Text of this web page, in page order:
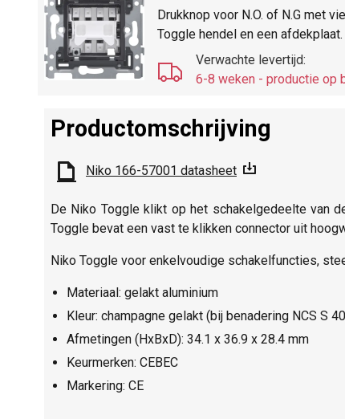
Drukknop voor N.O. of N.G met
Toggle hendel en een afdekplaat.
Verwachte levertijd:
6-8 weken - productie op
Productomschrijving
Niko 166-57001 datasheet
De Niko Toggle klikt op het schakelgedeelte van
Toggle bevat een vast te klikken connector uit
Niko Toggle voor enkelvoudige schakelfuncties,
Materiaal: gelakt aluminium
Kleur: champagne gelakt (bij benadering NCS S
Afmetingen (HxBxD): 34.1 x 36.9 x 28.4 mm
Keurmerken: CEBEC
Markering: CE